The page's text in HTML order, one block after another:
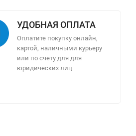
УДОБНАЯ ОПЛАТА
Оплатите покупку онлайн,
картой, наличными курьеру
или по счету для для
юридических лиц